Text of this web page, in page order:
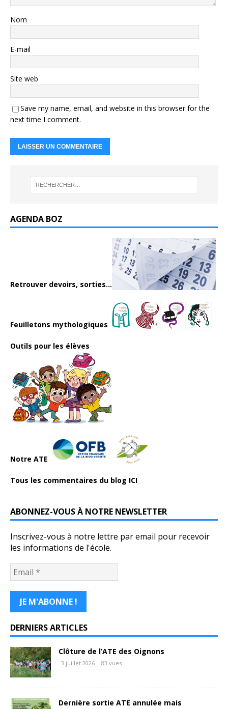
Nom
E-mail
Site web
Save my name, email, and website in this browser for the
next time I comment.
AGENDA BOZ
Retrouver devoirs, sorties...
Feuilletons mythologiques
Outils pour les élèves
Notre ATE
Tous les commentaires du blog ICI
ABONNEZ-VOUS À NOTRE NEWSLETTER
Inscrivez-vous à notre lettre par email pour recevoir
les informations de l'école.
DERNIERS ARTICLES
Clôture de l’ATE des Oignons
3 juillet 2026 83 vues
Dernière sortie ATE annulée mais